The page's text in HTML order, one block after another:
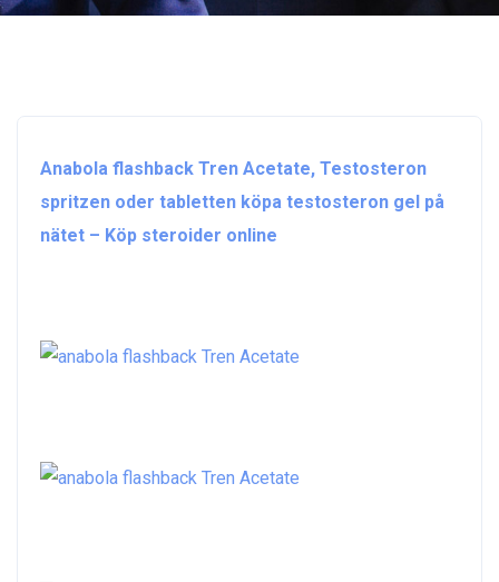
Anabola flashback Tren Acetate, Testosteron
spritzen oder tabletten köpa testosteron gel på
nätet – Köp steroider online